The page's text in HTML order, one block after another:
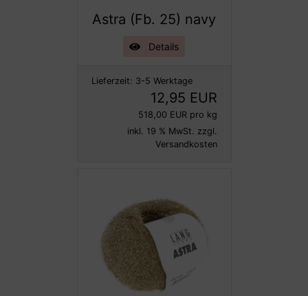
Astra (Fb. 25) navy
Details
Lieferzeit: 3-5 Werktage
12,95 EUR
518,00 EUR pro kg
inkl. 19 % MwSt. zzgl.
Versandkosten